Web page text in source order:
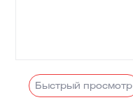
Быстрый просмотр